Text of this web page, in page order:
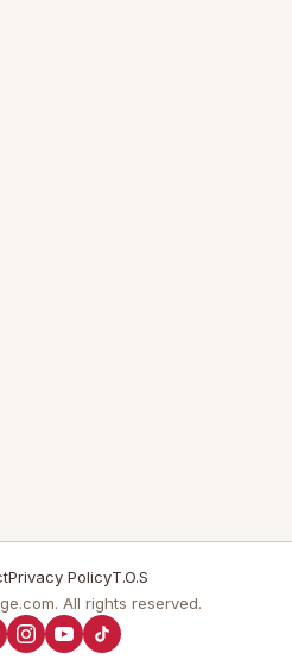
Privacy PolicyT.O.S
All rights reserved.